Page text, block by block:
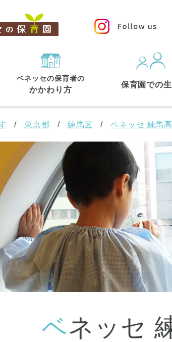
ベネッセの保育者の
かかわり方
保育園での
探す
す
都 全域(44) 中央区
大田区(4)
練馬区(7)
国分寺市(1)
江東区 (1)
東京都 練馬区 ベネッセ 練馬
ベネッセ